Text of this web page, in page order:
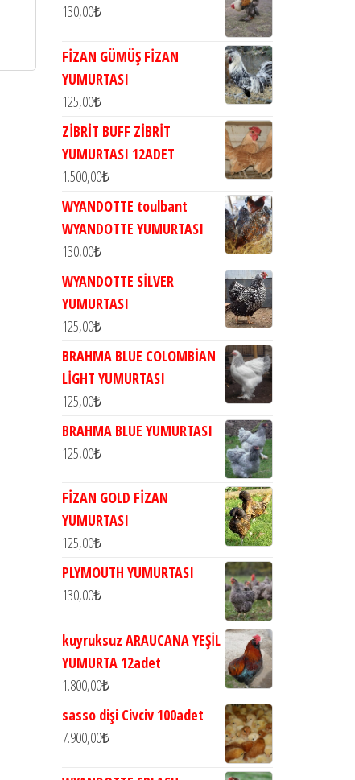
130,00₺
FİZAN GÜMÜŞ FİZAN
YUMURTASI
125,00₺
ZİBRİT BUFF ZİBRİT
YUMURTASI 12ADET
1.500,00₺
WYANDOTTE toulbant
WYANDOTTE YUMURTASI
130,00₺
WYANDOTTE SİLVER
YUMURTASI
125,00₺
BRAHMA BLUE COLOMBİAN
LİGHT YUMURTASI
125,00₺
BRAHMA BLUE YUMURTASI
125,00₺
FİZAN GOLD FİZAN
YUMURTASI
125,00₺
PLYMOUTH YUMURTASI
130,00₺
kuyruksuz ARAUCANA YEŞİL
YUMURTA 12adet
1.800,00₺
sasso dişi Civciv 100adet
7.900,00₺